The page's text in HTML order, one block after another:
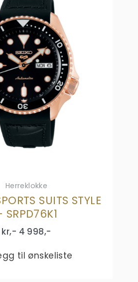
Herreklokke
SUITS STYLE
SRPD76K1
kr,- 4 998,-
til ønskeliste